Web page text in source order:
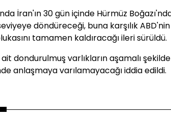
İran'ın 30 gün içinde Hürmüz
döndüreceği, buna karşılık
tamamen kaldıracağı ileri sürüldü.
dondurulmuş varlıkların aşamalı şekilde
anlaşmaya varılamayacağı iddia edildi.